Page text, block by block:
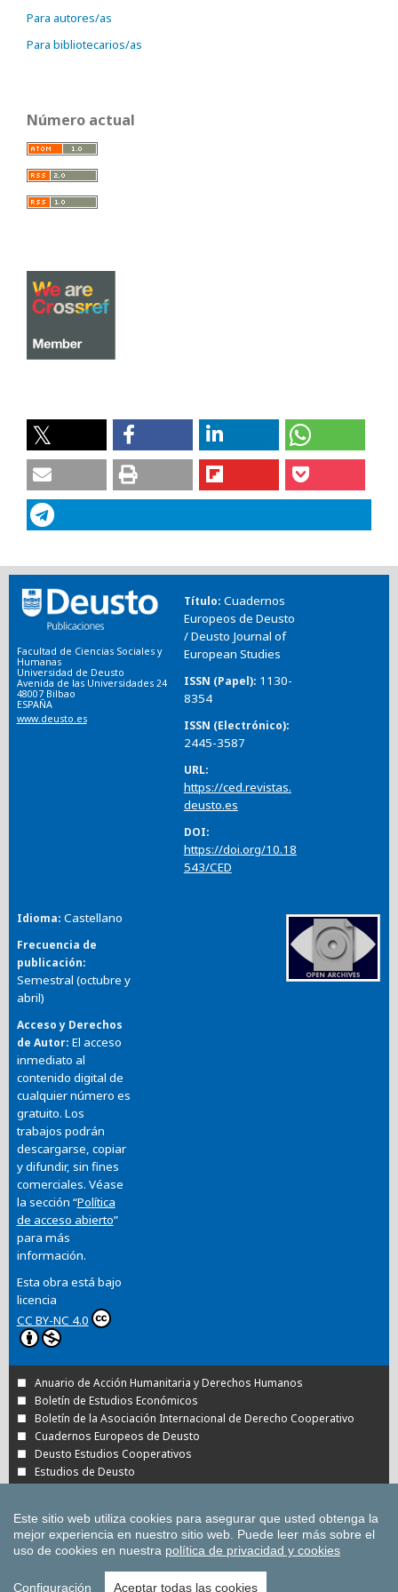
Para autores/as
Para bibliotecarios/as
Número actual
Facultad de Ciencias Sociales y
Humanas
Universidad de Deusto
Avenida de las Universidades 24
48007 Bilbao
ESPAÑA
www.deusto.es
Título Cuadernos
Europeos de Deusto
/ Deusto Journal of
European Studies
ISSN (Papel) 1130-
8354
ISSN (Electrónico)
2445-3587
URL
https://ced.revistas.
deusto.es
DOI
https://doi.org/10.18
543/CED
Idioma Castellano
Frecuencia de
publicación
Semestral (octubre y
abril)
Acceso y Derechos
de Autor El acceso
inmediato al
contenido digital de
cualquier número es
gratuito. Los
trabajos podrán
descargarse, copiar
y difundir, sin fines
comerciales. Véase
la sección “Política
de acceso abierto”
para más
información.
Esta obra está bajo
licencia
CC BY-NC 4.0
Anuario de Acción Humanitaria y Derechos Humanos
Boletín de Estudios Económicos
Boletín de la Asociación Internacional de Derecho Cooperativo
Cuadernos Europeos de Deusto
Deusto Estudios Cooperativos
Estudios de Deusto
Todas las Revistas Científicas de Deusto en
OJS
Todas las publicaciones de la Universidad de
Este sitio web utiliza cookies para asegurar que usted obtenga la
mejor experiencia en nuestro sitio web. Puede leer más sobre el
uso de cookies en nuestra política de privacidad y cookies
Configuración Aceptar todas las cookies